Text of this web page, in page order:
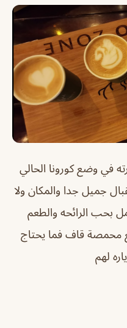
في وضع كورونا الحالي
جميل جدا والمكان ولا
بحب الرائحه والطعم
محمصة قاف فما يحتاج
لهم